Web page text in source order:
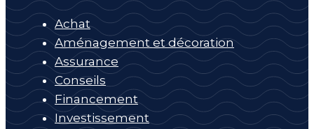
Achat
Aménagement et décoration
Assurance
Conseils
Financement
Investissement